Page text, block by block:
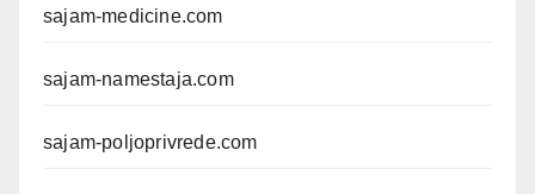
sajam-medicine.com
sajam-namestaja.com
sajam-poljoprivrede.com